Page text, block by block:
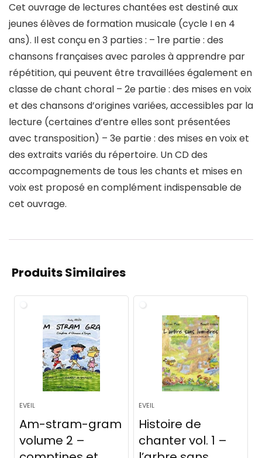
Cet ouvrage de lectures chantées est destiné aux
jeunes élèves de formation musicale (cycle I en 4
ans). Il est conçu en 3 parties : – 1re partie : des
chansons françaises avec paroles à apprendre par
répétition, qui peuvent être travaillées également en
classe de chant choral – 2e partie : des mises en voix
et des chansons d’origines variées, accessibles par la
lecture (certaines d’entre elles sont présentées
avec transposition) – 3e partie : des mises en voix et
des extraits variés du répertoire. Un CD des
accompagnements de tous les chants et mises en
voix est proposé en complément indispensable de
cet ouvrage.
Produits Similaires
EVEIL
Am-stram-gram
volume 2 –
EVEIL
Histoire de
chanter vol. 1 –